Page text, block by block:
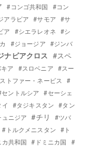
#コンゴ共和国
#コン
アラビア #サモア #サ
ア #シエラレオネ #シ
#ジョージア #ジンバ
ナビアクロス #スペ
ア #スロベニア #スー
トファー・ネービス
#
セントルシア
#セーシェ
#タジキスタン
#タン
ュニジア #チリ
#ツバ
#トルクメニスタン #ト
共和国 #ドミニカ国
#